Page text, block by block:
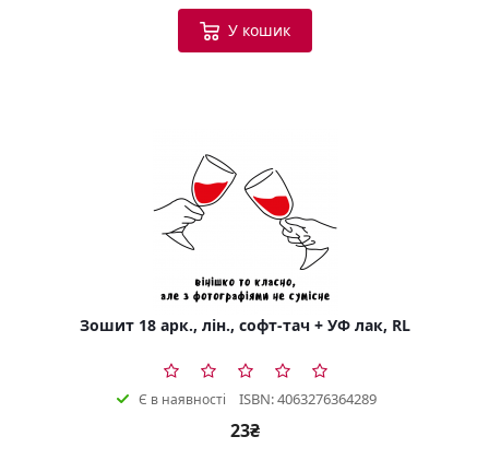
У кошик
Зошит 18 арк., лін., софт-тач + УФ лак, RL
Є в наявності ISBN: 4063276364289
23₴